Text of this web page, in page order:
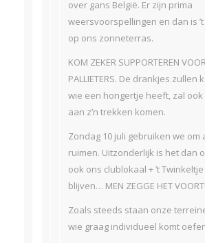
over gans België. Er zijn prima
weersvoorspellingen en dan is
op ons zonneterras.
KOM ZEKER SUPPORTEREN
PALLIETERS. De drankjes zullen
wie een hongertje heeft, zal
aan z’n trekken komen.
Zondag 10 juli gebruiken we om
ruimen. Uitzonderlijk is het dan
ook ons clublokaal + ’t
blijven… MEN ZEGGE HET
Zoals steeds staan onze
wie graag individueel komt